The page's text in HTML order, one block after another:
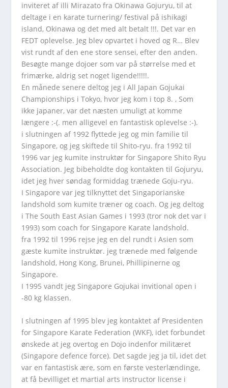
inviteret af illi Mirazato fra Okinawa Gojuryu, til at
deltage i en karate turnering/ festival på ishikagi
island, Okinawa og det med alt betalt !!!. Det var en
FEDT oplevelse. Jeg blev opvartet i hoved og R… Blev
vist rundt af den ene store sensei, efter den anden.
Besøgte mange dojoer som var på størrelse med et
frimærke, aldrig set noget ligende!!!!!.
En månede senere deltog jeg i All Japan Gojukai
Championships i Tokyo, hvor jeg kom i top 8. , Som
ikke japaner, var det næsten umuligt at komme
længere :-(. men alligevel en fantastisk oplevelse :-).
i slutningen af 1992 flyttede jeg og min familie til
Singapore, og jeg skiftede til Shito-ryu. fra 1992 til
1996 var jeg kumite instruktør for Singapore Shito Ryu
Association. Jeg bibeholdte dog kontakten til Gojuryu,
idet jeg hver søndag formiddag trænede Goju-ryu.
I Singapore var jeg tilknyttet det Singaporianske
landshold som kumite træner og coach. Og jeg deltog
i The South East Asian Games i 1993 (tror nok det var i
1993) som coach for Singapore Karate landshold.
fra 1992 til 1996 rejse jeg en del rundt i Asien som
gæste kumite instruktør. jeg trænede med følgende
landshold, Hong Kong, Brunei, Phillipinerne og
Singapore.
I 1995 vandt jeg Singapore Gojukai invitional open i
-80 kg klassen.
I slutningen af 1995 blev jeg kontaktet af Presidenten
for Singapore Karate Federation (WKF), idet forbundet
ønskede at jeg overtog en Dojo indenfor militæret
(Singapore defence force). Det sagde jeg ja til, idet det
var en fantastisk ære, som en første vesterlændinge,
at få bevilliget et martial arts instructor license i